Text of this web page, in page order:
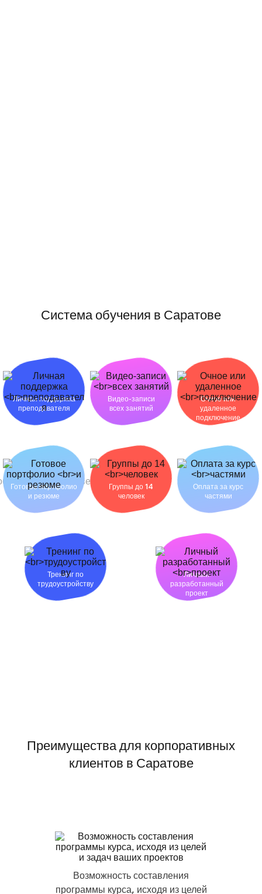
Система обучения в Саратове
Личная поддержка
преподавателя
Видео-записи
всех занятий
Очное или
удаленное
подключение
Готовое портфолио
и резюме
Группы до 14
человек
Оплата за курс
частями
Тренинг по
трудоустройству
Личный
разработанный
проект
Преимущества для корпоративных
клиентов в Саратове
Возможность составления
программы курса, исходя из целей